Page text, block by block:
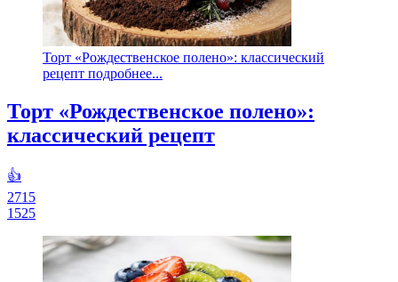
Торт «Рождественское полено»: классический
рецепт подробнее...
Торт «Рождественское полено»:
классический рецепт
👍
2715
1525